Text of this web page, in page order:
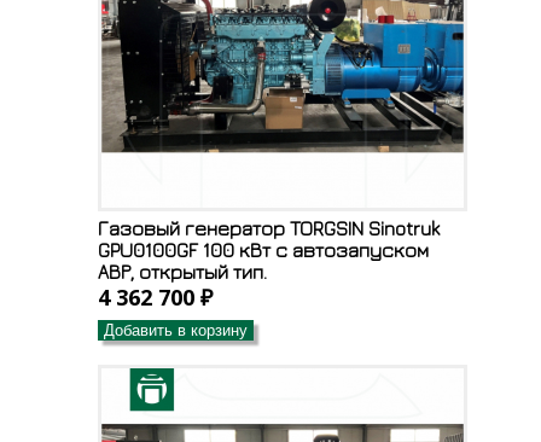
Газовый генератор TORGSIN Sinotruk
GPU0100GF 100 кВт с автозапуском
АВР, открытый тип.
4 362 700 ₽
Добавить в корзину